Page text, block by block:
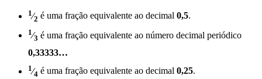
1⁄2 é uma fração equivalente ao decimal 0,5.
1⁄3 é uma fração equivalente ao número decimal periódico
0,33333…
1⁄4 é uma fração equivalente ao decimal 0,25.